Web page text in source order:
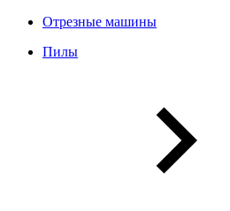
Отрезные машины
Пилы